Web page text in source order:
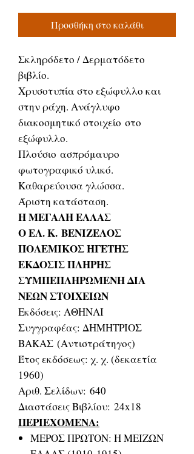
Προσθήκη στο καλάθι
Σκληρόδετο / Δερματόδετο
βιβλίο.
Χρυσοτυπία στο εξώφυλλο και
στην ράχη. Ανάγλυφο
διακοσμητικό στοιχείο στο
εξώφυλλο.
Πλούσιο ασπρόμαυρο
φωτογραφικό υλικό.
Καθαρεύουσα γλώσσα.
Άριστη κατάσταση.
Η ΜΕΓΑΛΗ ΕΛΛΑΣ
Ο ΕΛ. Κ. ΒΕΝΙΖΕΛΟΣ
ΠΟΛΕΜΙΚΟΣ ΗΓΕΤΗΣ
ΕΚΔΟΣΙΣ ΠΛΗΡΗΣ
ΣΥΜΠΕΠΛΗΡΩΜΕΝΗ ΔΙΑ
ΝΕΩΝ ΣΤΟΙΧΕΙΩΝ
Εκδόσεις: ΑΘΗΝΑΙ
Συγγραφέας: ΔΗΜΗΤΡΙΟΣ
ΒΑΚΑΣ (Αντιστράτηγος)
Έτος εκδόσεως: χ. χ. (δεκαετία
1960)
Αριθ. Σελίδων: 640
Διαστάσεις Βιβλίου: 24x18
ΠΕΡΙΕΧΟΜΕΝΑ:
ΜΕΡΟΣ ΠΡΩΤΟΝ: Η ΜΕΙΖΩΝ